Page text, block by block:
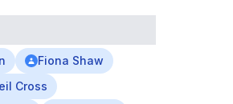
Fiona Shaw
Cross